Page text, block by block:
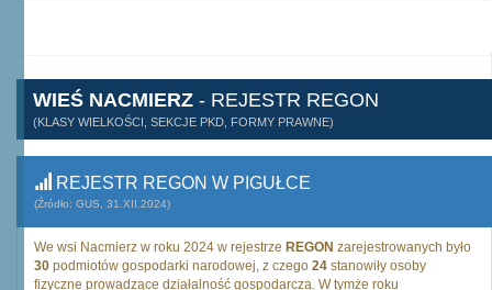
WIEŚ NACMIERZ - REJESTR REGON
(KLASY WIELKOŚCI, SEKCJE PKD, FORMY PRAWNE)
REJESTR REGON W PIGUŁCE
(Źródło: GUS, 31.XII.2024)
We wsi Nacmierz w roku 2024 w rejestrze REGON zarejestrowanych było
30 podmiotów gospodarki narodowej, z czego 24 stanowiły osoby
fizyczne prowadzące działalność gospodarczą. W tymże roku